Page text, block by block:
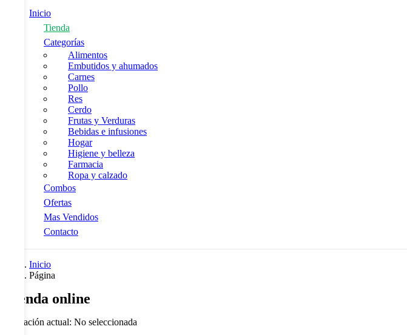
Inicio
Tienda
Categorías
Alimentos
Embutidos y ahumados
Carnes
Pollo
Res
Cerdo
Frutas y Verduras
Bebidas e infusiones
Hogar
Higiene y belleza
Farmacia
Ropa y calzado
Combos
Ofertas
Mas Vendidos
Contacto
Inicio
Página
Tienda online
Ubicación actual: No seleccionada